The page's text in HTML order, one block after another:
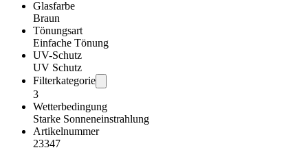
Glasfarbe
Braun
Tönungsart
Einfache Tönung
UV-Schutz
UV Schutz
Filterkategorie
3
Wetterbedingung
Starke Sonneneinstrahlung
Artikelnummer
23347